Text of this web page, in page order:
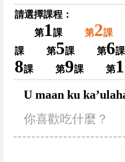
請選擇課程：
第1課 第2課
課 第5課 第6課
8課 第9課 第
U maan ku
你喜歡吃什麼？